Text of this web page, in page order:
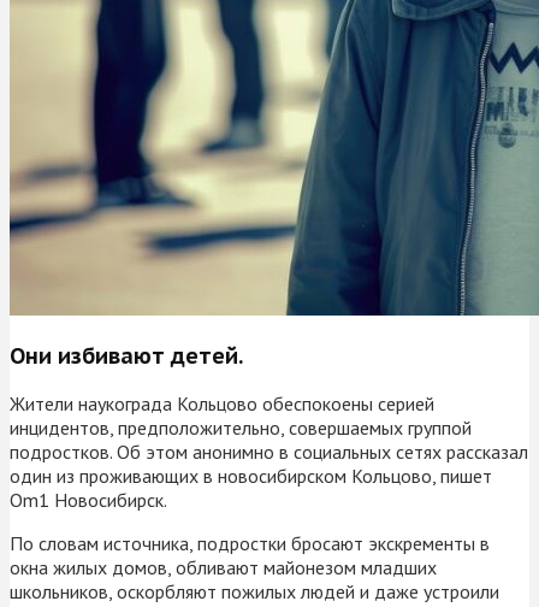
Они избивают детей.
Жители наукограда Кольцово обеспокоены серией
инцидентов, предположительно, совершаемых группой
подростков. Об этом анонимно в социальных сетях рассказал
один из проживающих в новосибирском Кольцово, пишет
Om1 Новосибирск.
По словам источника, подростки бросают экскременты в
окна жилых домов, обливают майонезом младших
школьников, оскорбляют пожилых людей и даже устроили